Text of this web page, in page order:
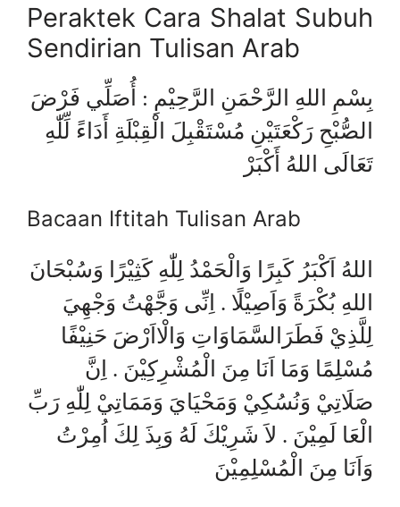
Peraktek Cara Shalat Subuh
Sendirian Tulisan Arab
بِسْمِ اللهِ الرَّحْمَنِ الرَّحِيْمِ : أُصَلِّي فَرْضَ
الصُّبْحِ رَكْعَتَيْنِ مُسْتَقْبِلَ الْقِبْلَةِ أَدَاءً لِّلّٰهِ
تَعَالَى اللهُ أَكْبَرْ
Bacaan Iftitah Tulisan Arab
اللهُ اَكْبَرُ كَبِرًا وَالْحَمْدُ لِلّٰهِ كَثِيْرًا وَسُبْحَانَ
اللهِ بُكْرَةً وَاَصِيْلًا . اِنِّى وَجَّهْتُ وَجْهِيَ
لِلَّذِيْ فَطَرَالسَّمَاوَاتِ وَالْااَرْضَ حَنِيْفًا
مُسْلِمًا وَمَا اَنَا مِنَ الْمُشْرِكِيْنَ . اِنَّ
صَلَاتِيْ وَنُسُكِيْ وَمَحْيَايَ وَمَمَاتِيْ لِلّٰهِ رَبِّ
الْعَا لَمِيْنَ . لاَ شَرِيْكَ لَهُ وَبِذَ لِكَ اُمِرْتُ
وَاَنَا مِنَ الْمُسْلِمِيْنَ